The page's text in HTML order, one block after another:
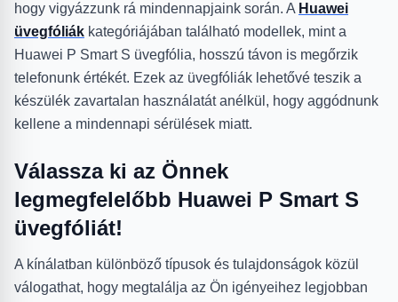
hogy vigyázzunk rá mindennapjaink során. A Huawei
üvegfóliák kategóriájában található modellek, mint a
Huawei P Smart S üvegfólia, hosszú távon is megőrzik
telefonunk értékét. Ezek az üvegfóliák lehetővé teszik a
készülék zavartalan használatát anélkül, hogy aggódnunk
kellene a mindennapi sérülések miatt.
Válassza ki az Önnek
legmegfelelőbb Huawei P Smart S
üvegfóliát!
A kínálatban különböző típusok és tulajdonságok közül
válogathat, hogy megtalálja az Ön igényeihez legjobban